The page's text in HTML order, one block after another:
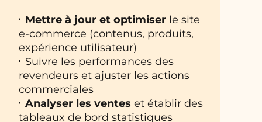
Mettre à jour et optimiser le site
e-commerce (contenus, produits,
expérience utilisateur)
Suivre les performances des
revendeurs et ajuster les actions
commerciales
Analyser les ventes et établir des
tableaux de bord statistiques